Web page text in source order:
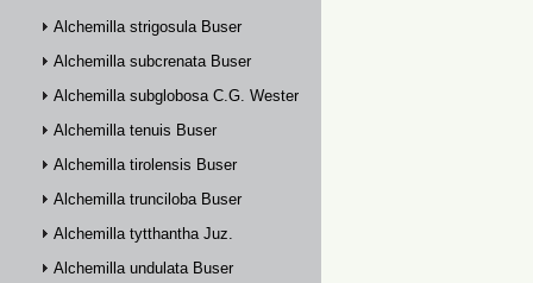
Alchemilla strigosula Buser
Alchemilla subcrenata Buser
Alchemilla subglobosa C.G. Westerlund
Alchemilla tenuis Buser
Alchemilla tirolensis Buser
Alchemilla trunciloba Buser
Alchemilla tytthantha Juz.
Alchemilla undulata Buser